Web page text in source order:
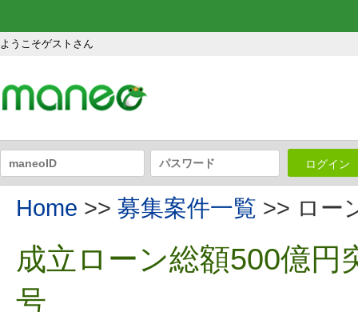
ようこそゲストさん
ログイン
Home >> 募集案件一覧 >> ロー
成立ローン総額500億
号